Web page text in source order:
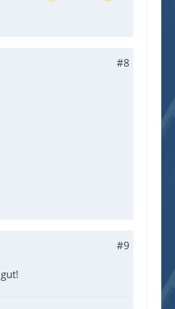
#8
#9